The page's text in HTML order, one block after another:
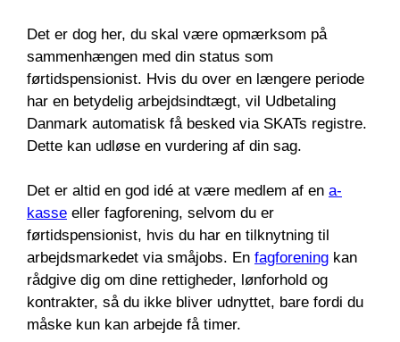
Det er dog her, du skal være opmærksom på
sammenhængen med din status som
førtidspensionist. Hvis du over en længere periode
har en betydelig arbejdsindtægt, vil Udbetaling
Danmark automatisk få besked via SKATs registre.
Dette kan udløse en vurdering af din sag.
Det er altid en god idé at være medlem af en a-
kasse eller fagforening, selvom du er
førtidspensionist, hvis du har en tilknytning til
arbejdsmarkedet via småjobs. En fagforening kan
rådgive dig om dine rettigheder, lønforhold og
kontrakter, så du ikke bliver udnyttet, bare fordi du
måske kun kan arbejde få timer.